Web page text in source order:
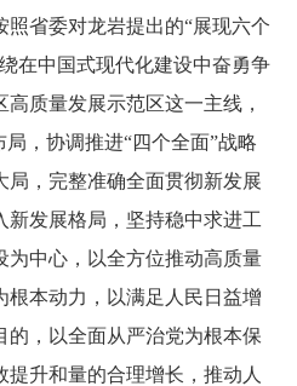
省委对龙岩提出的“展现六个
在中国式现代化建设中奋勇争
质量发展示范区这一主线，
，协调推进“四个全面”战略
局，完整准确全面贯彻新发展
发展格局，坚持稳中求进工
为中心，以全方位推动高质量
根本动力，以满足人民日益增
的，以全面从严治党为根本保
升和量的合理增长，推动人